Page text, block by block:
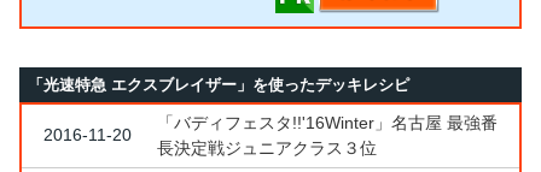
「光速特急 エクスブレイザー」を使ったデッキレシピ
2016-11-20
「バディフェスタ!!'16Winter」名古屋 最強番
長決定戦ジュニアクラス３位